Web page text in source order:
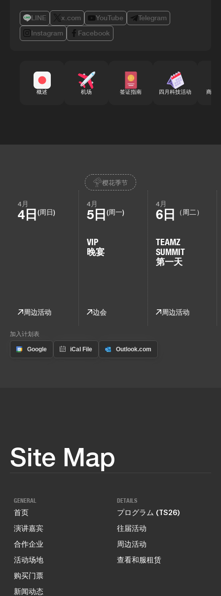
LINE x.com YouTube
Telegram
Instagram
Facebook
概述 机场 签证指南 四月科技活动 商务
樱花季节
4月
4日 (周日)
周边活动
4月
5日 (周一)
VIP
晚宴
边会
4月
6日 （周二）
TEAMZ
SUMMIT
第一天
周边活动
加入计划表
Site Map
GENERAL
首页
演讲嘉宾
合作企业
活动场地
购买门票
新闻动态
DETAILS
プログラム (TS26)
往届活动
周边活动
查看和服租赁